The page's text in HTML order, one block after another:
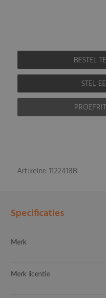
BESTEL
STEL
Artikelnr: 1122418B
Specificaties
Merk
Merk licentie